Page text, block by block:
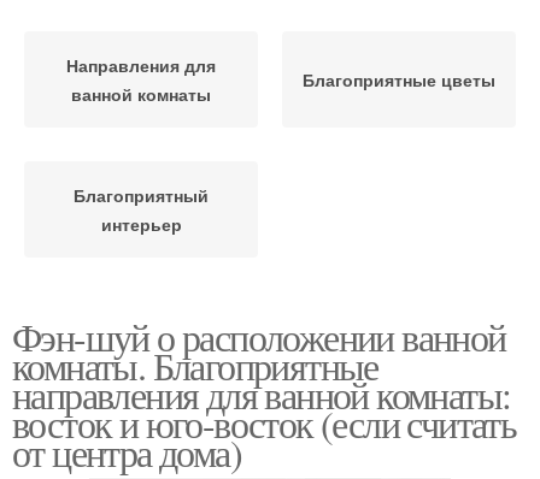
Направления для
ванной комнаты
Благоприятные цветы
Благоприятный
интерьер
Фэн-шуй о расположении ванной
комнаты. Благоприятные
направления для ванной комнаты:
восток и юго-восток (если считать
от центра дома)